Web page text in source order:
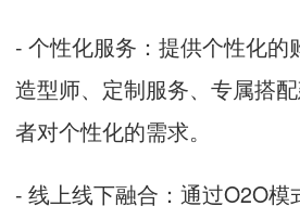
- 个性化服务：提供个性化的
造型师、定制服务、专属搭
者对个性化的需求。
- 线上线下融合：通过O2O